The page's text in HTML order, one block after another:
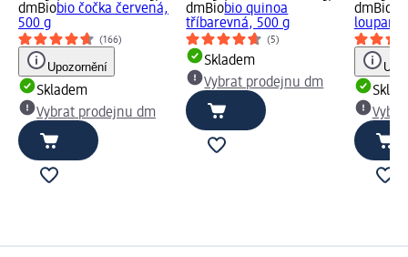
dmBiobio čočka červená,
500 g
(166)
Upozornění
Skladem
Vybrat prodejnu dm
dmBiobio quinoa
tříbarevná, 500 g
(5)
Skladem
Vybrat prodejnu dm
dmBio